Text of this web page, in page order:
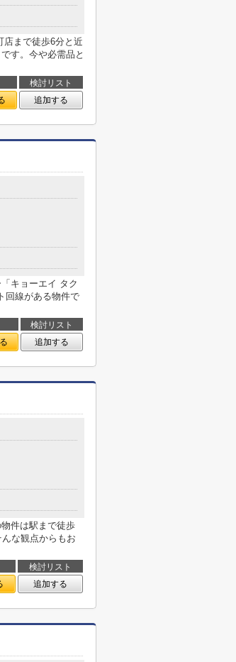
店まで徒歩6分と近
す。今や必需品と
検討リスト
追加する
キョーエイ タク
回線がある物件で
検討リスト
追加する
件は駅まで徒歩
な観点からもお
検討リスト
追加する